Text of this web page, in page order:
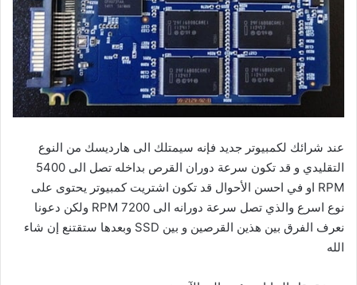
عند شرائك لكمبيوتر جديد فإنه سيمتلك الى هارديسك من النوع
التقليدي و قد تكون سرعة دوران القرص بداخله تصل الى 5400
RPM او في احسن الأحوال قد تكون اشتريت كمبيوتر يحتوى على
نوع اسرع والذي تصل سرعة دورانه الى 7200 RPM ولكن دعونا
نعرف الفرق بين هذين القرصين و بين SSD وبعدها ستقتنع إن شاء
الله